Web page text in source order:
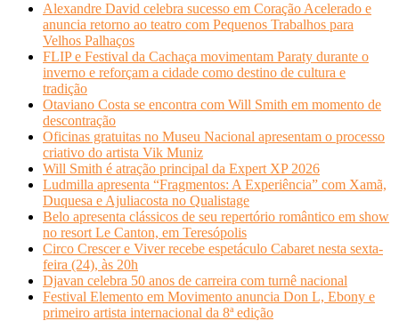
Alexandre David celebra sucesso em Coração Acelerado e
anuncia retorno ao teatro com Pequenos Trabalhos para
Velhos Palhaços
FLIP e Festival da Cachaça movimentam Paraty durante o
inverno e reforçam a cidade como destino de cultura e
tradição
Otaviano Costa se encontra com Will Smith em momento de
descontração
Oficinas gratuitas no Museu Nacional apresentam o processo
criativo do artista Vik Muniz
Will Smith é atração principal da Expert XP 2026
Ludmilla apresenta “Fragmentos: A Experiência” com Xamã,
Duquesa e Ajuliacosta no Qualistage
Belo apresenta clássicos de seu repertório romântico em show
no resort Le Canton, em Teresópolis
Circo Crescer e Viver recebe espetáculo Cabaret nesta sexta-
feira (24), às 20h
Djavan celebra 50 anos de carreira com turnê nacional
Festival Elemento em Movimento anuncia Don L, Ebony e
primeiro artista internacional da 8ª edição